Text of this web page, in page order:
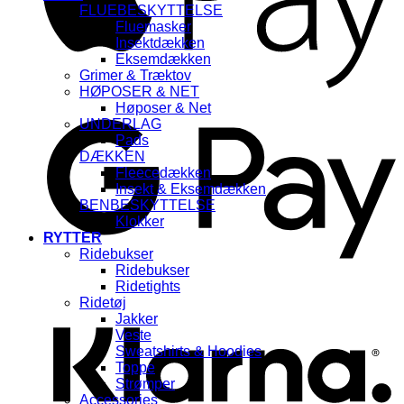
FLUEBESKYTTELSE
Fluemasker
Insektdækken
Eksemdækken
Grimer & Træktov
HØPOSER & NET
Høposer & Net
UNDERLAG
Pads
DÆKKEN
Fleecedækken
Insekt & Eksemdækken
BENBESKYTTELSE
Klokker
RYTTER
Ridebukser
Ridebukser
Ridetights
Ridetøj
Jakker
Veste
Sweatshirts & Hoodies
Toppe
Strømper
Accessories